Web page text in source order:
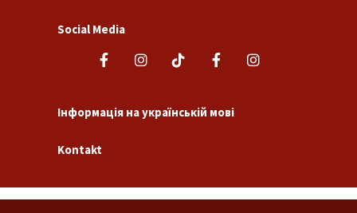
Social Media
Інформація на українській мові
Kontakt